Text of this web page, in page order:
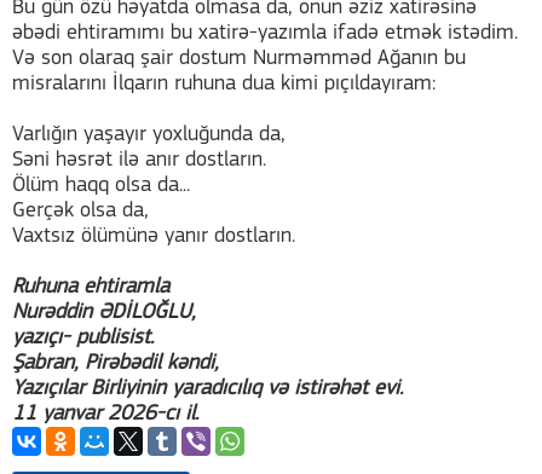
Bu gün özü həyatda olmasa da, onun əziz xatirəsinə
əbədi ehtiramımı bu xatirə-yazımla ifadə etmək istədim.
Və son olaraq şair dostum Nurməmməd Ağanın bu
misralarını İlqarın ruhuna dua kimi pıçıldayıram:
Varlığın yaşayır yoxluğunda da,
Səni həsrət ilə anır dostların.
Ölüm haqq olsa da...
Gerçək olsa da,
Vaxtsız ölümünə yanır dostların.
Ruhuna ehtiramla
Nurəddin ƏDİLOĞLU,
yazıçı- publisist.
Şabran, Pirəbədil kəndi,
Yazıçılar Birliyinin yaradıcılıq və istirəhət evi.
11 yanvar 2026-cı il.